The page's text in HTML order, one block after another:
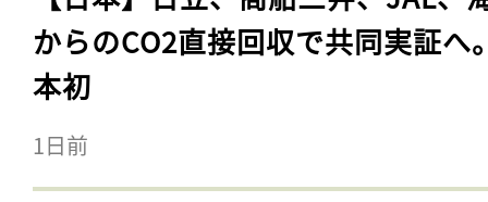
からのCO2直接回収で共同実証へ
本初
1日前